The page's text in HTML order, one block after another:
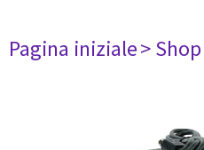
Pagina iniziale> Shop